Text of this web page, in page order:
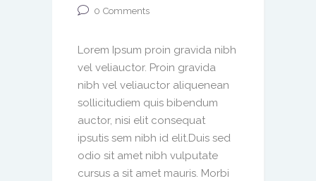
0 Comments
Lorem Ipsum proin gravida nibh
vel veliauctor. Proin gravida
nibh vel veliauctor aliquenean
sollicitudiem quis bibendum
auctor, nisi elit consequat
ipsutis sem nibh id elit.Duis sed
odio sit amet nibh vulputate
cursus a sit amet mauris. Morbi